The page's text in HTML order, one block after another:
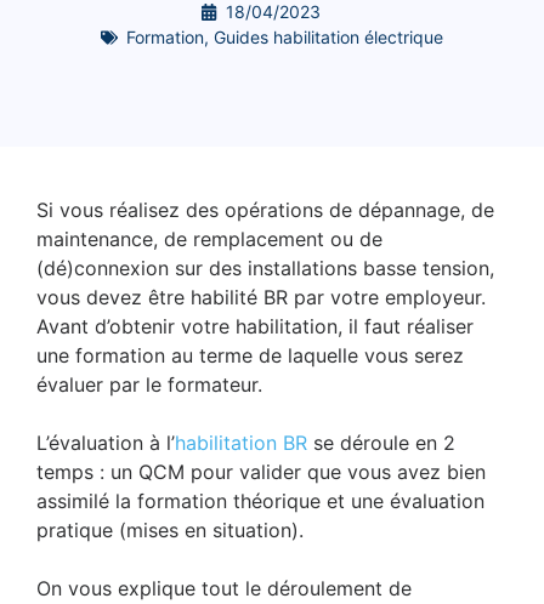
18/04/2023
Formation, Guides habilitation électrique
Si vous réalisez des opérations de dépannage, de
maintenance, de remplacement ou de
(dé)connexion sur des installations basse tension,
vous devez être habilité BR par votre employeur.
Avant d’obtenir votre habilitation, il faut réaliser
une formation au terme de laquelle vous serez
évaluer par le formateur.
L’évaluation à l’habilitation BR se déroule en 2
temps : un QCM pour valider que vous avez bien
assimilé la formation théorique et une évaluation
pratique (mises en situation).
On vous explique tout le déroulement de